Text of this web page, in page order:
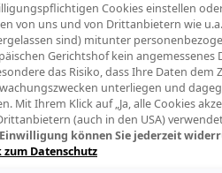
Digitalpiano KeysCookies einstellen
von uns und von Drittanbietern wie
sind) mitunter
Gerichtshof kein
das Risiko, dass Ihre Daten
unterliegen und
Mit Ihrem Klick auf „Ja, alle Cookies
(auch in den USA)
können Sie jederzeit
zum Datenschutz